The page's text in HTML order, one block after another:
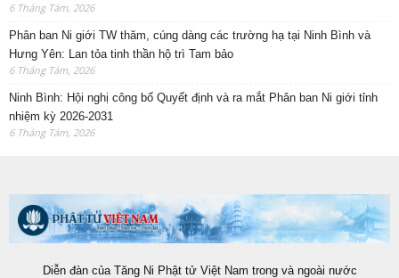
6 Tháng Tám, 2026
Phân ban Ni giới TW thăm, cúng dàng các trường hạ tại Ninh Bình và
Hưng Yên: Lan tỏa tinh thần hộ trì Tam bảo
6 Tháng Tám, 2026
Ninh Bình: Hội nghị công bố Quyết định và ra mắt Phân ban Ni giới tỉnh
nhiệm kỳ 2026-2031
6 Tháng Tám, 2026
Diễn đàn của Tăng Ni Phật tử Việt Nam trong và ngoài nước